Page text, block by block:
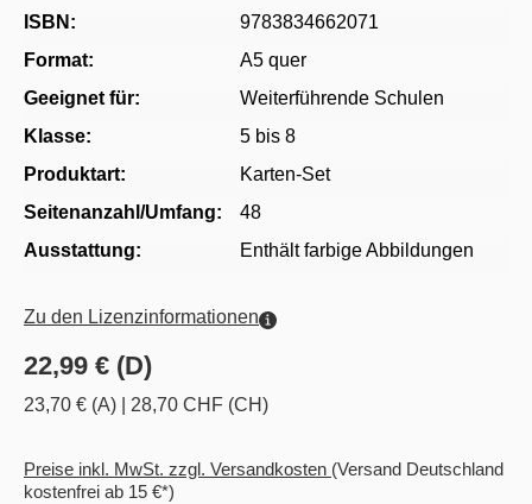
ISBN:
9783834662071
Format:
A5 quer
Geeignet für:
Weiterführende Schulen
Klasse:
5 bis 8
Produktart:
Karten-Set
Seitenanzahl/Umfang:
48
Ausstattung:
Enthält farbige Abbildungen
Zu den Lizenzinformationen
22,99 € (D)
23,70 € (A) 28,70 CHF (CH)
Preise inkl. MwSt. zzgl. Versandkosten (Versand Deutschland
kostenfrei ab 15 €*)